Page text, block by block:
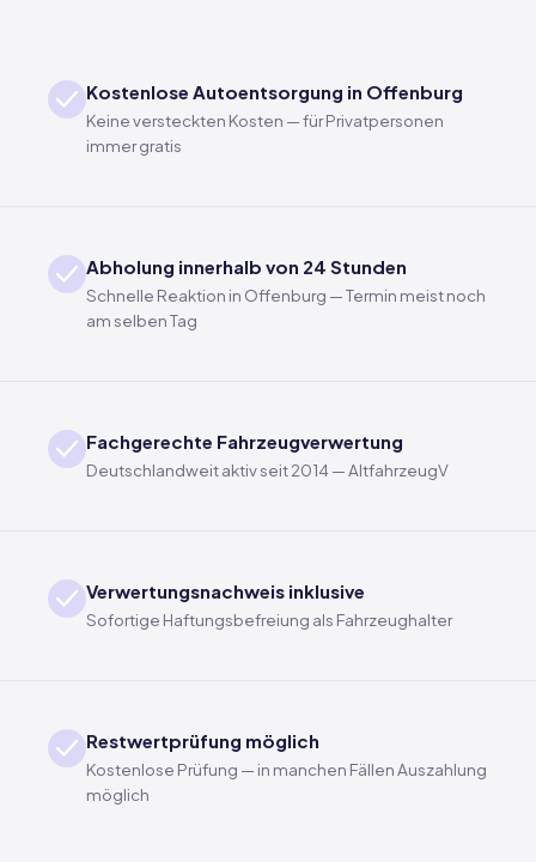
Kostenlose Autoentsorgung in Offenburg
Keine versteckten Kosten — für Privatpersonen
immer gratis
Abholung innerhalb von 24 Stunden
Schnelle Reaktion in Offenburg — Termin meist noch
am selben Tag
Fachgerechte Fahrzeugverwertung
Deutschlandweit aktiv seit 2014 — AltfahrzeugV
Verwertungsnachweis inklusive
Sofortige Haftungsbefreiung als Fahrzeughalter
Restwertprüfung möglich
Kostenlose Prüfung — in manchen Fällen Auszahlung
möglich